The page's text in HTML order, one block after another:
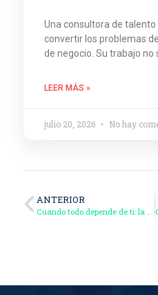
Una consultora de
convertir los problemas
de negocio. Su trabajo no
LEER MÁS »
julio 20, 2026 No hay
ANTERIOR